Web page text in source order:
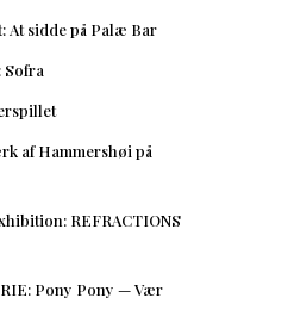
At sidde på Palæ Bar
Sofra
af Hammershøi på
REFRACTIONS
Pony Pony — Vær